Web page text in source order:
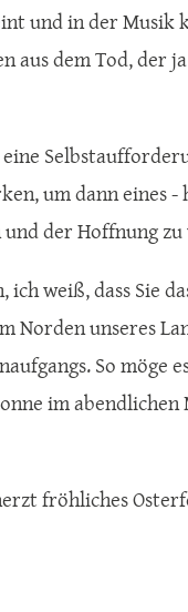
und in der
aus dem Tod, der
um dann eines
der Hoffnung
weiß, dass Sie
Norden unseres
So möge
im
fröhliches